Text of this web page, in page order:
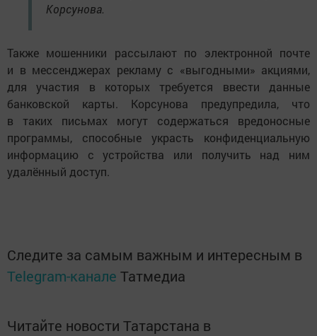
Корсунова.
Также мошенники рассылают по электронной почте
и в мессенджерах рекламу с «выгодными» акциями,
для участия в которых требуется ввести данные
банковской карты. Корсунова предупредила, что
в таких письмах могут содержаться вредоносные
программы, способные украсть конфиденциальную
информацию с устройства или получить над ним
удалённый доступ.
Следите за самым важным и интересным в
Telegram-канале Татмедиа
Читайте новости Татарстана в